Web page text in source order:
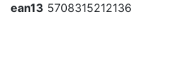
ean13 5708315212136